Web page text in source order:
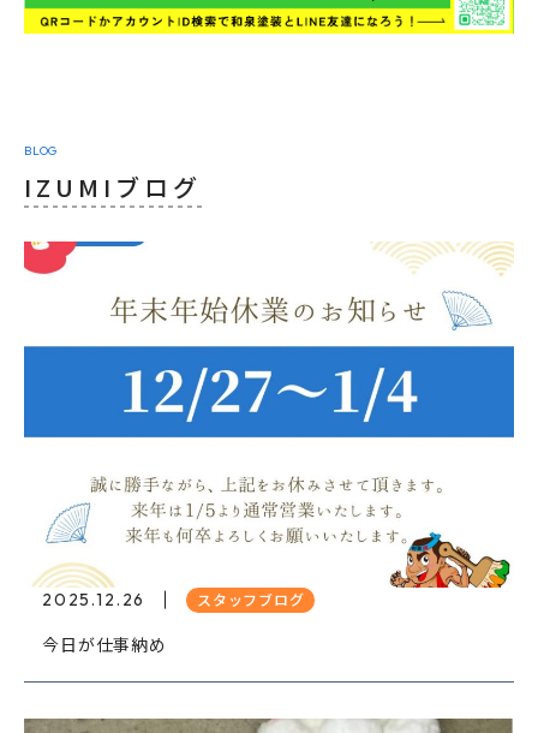
BLOG
IZUMIブログ
2025.12.26 スタッフブログ
今日が仕事納め